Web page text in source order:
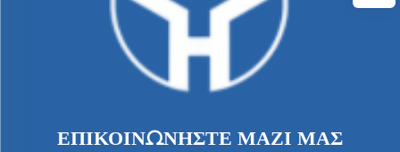
ΕΠΙΚΟΙΝΩΝΉΣΤΕ ΜΑΖΊ ΜΑΣ